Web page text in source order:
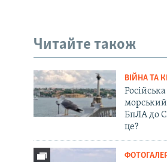
Читайте також
ВІЙНА ТА
БпЛА до
це?